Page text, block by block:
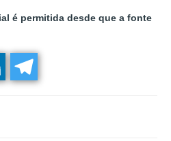
é permitida desde que a fonte